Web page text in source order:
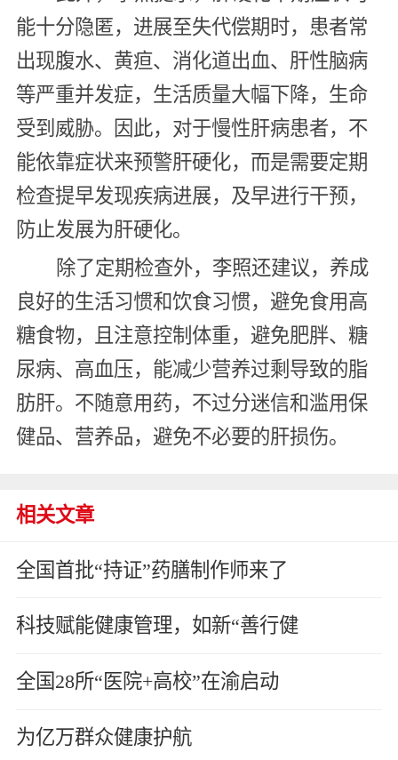
能十分隐匿，进展至失代偿期时，患者常
出现腹水、黄疸、消化道出血、肝性脑病
等严重并发症，生活质量大幅下降，生命
受到威胁。因此，对于慢性肝病患者，不
能依靠症状来预警肝硬化，而是需要定期
检查提早发现疾病进展，及早进行干预，
防止发展为肝硬化。
除了定期检查外，李照还建议，养成
良好的生活习惯和饮食习惯，避免食用高
糖食物，且注意控制体重，避免肥胖、糖
尿病、高血压，能减少营养过剩导致的脂
肪肝。不随意用药，不过分迷信和滥用保
健品、营养品，避免不必要的肝损伤。
相关文章
全国首批“持证”药膳制作师来了
科技赋能健康管理，如新“善行健
全国28所“医院+高校”在渝启动
为亿万群众健康护航